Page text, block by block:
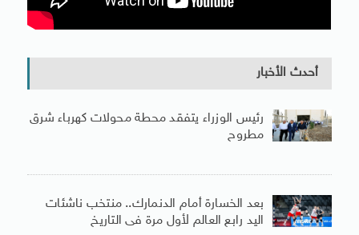
أحدث الأخبار
رئيس الوزراء يتفقد محطة محولات كهرباء شرق
مطروح
بعد الخسارة أمام الدنمارك.. منتخب ناشئات
اليد رابع العالم لأول مرة فى التاريخ